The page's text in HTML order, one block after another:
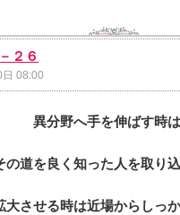
２６
08:00
異分野へ手を伸ばす時は
の道を良く知った人を取り込
大させる時は近場からしっ